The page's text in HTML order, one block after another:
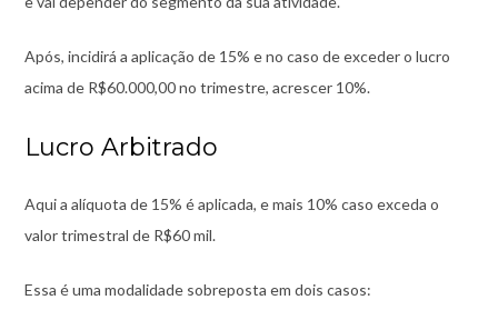
Após, incidirá a aplicação de 15% e no caso de exceder o lucro
acima de R$60.000,00 no trimestre, acrescer 10%.
Lucro Arbitrado
Aqui a alíquota de 15% é aplicada, e mais 10% caso exceda o
valor trimestral de R$60 mil.
Essa é uma modalidade sobreposta em dois casos: